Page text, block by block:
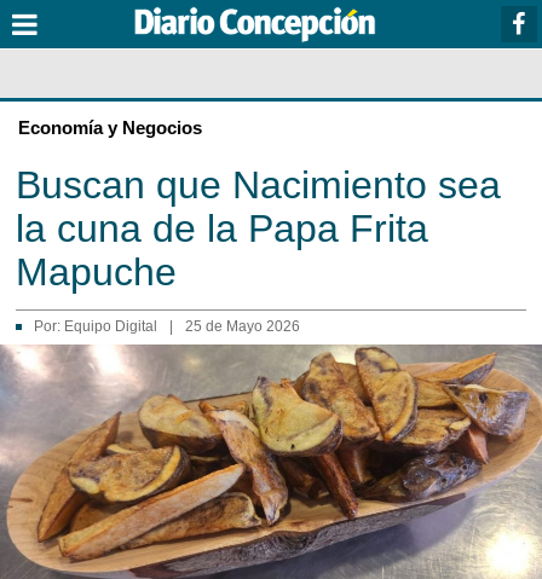
Economía y Negocios
Buscan que Nacimiento sea
la cuna de la Papa Frita
Mapuche
Por: Equipo Digital 25 de Mayo 2026